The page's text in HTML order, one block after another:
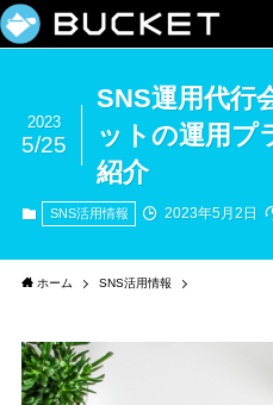
SNS運用代行
ットの運用プ
紹介
2023
5/25
SNS活用情報 2023年5月2日
ホーム SNS活用情報